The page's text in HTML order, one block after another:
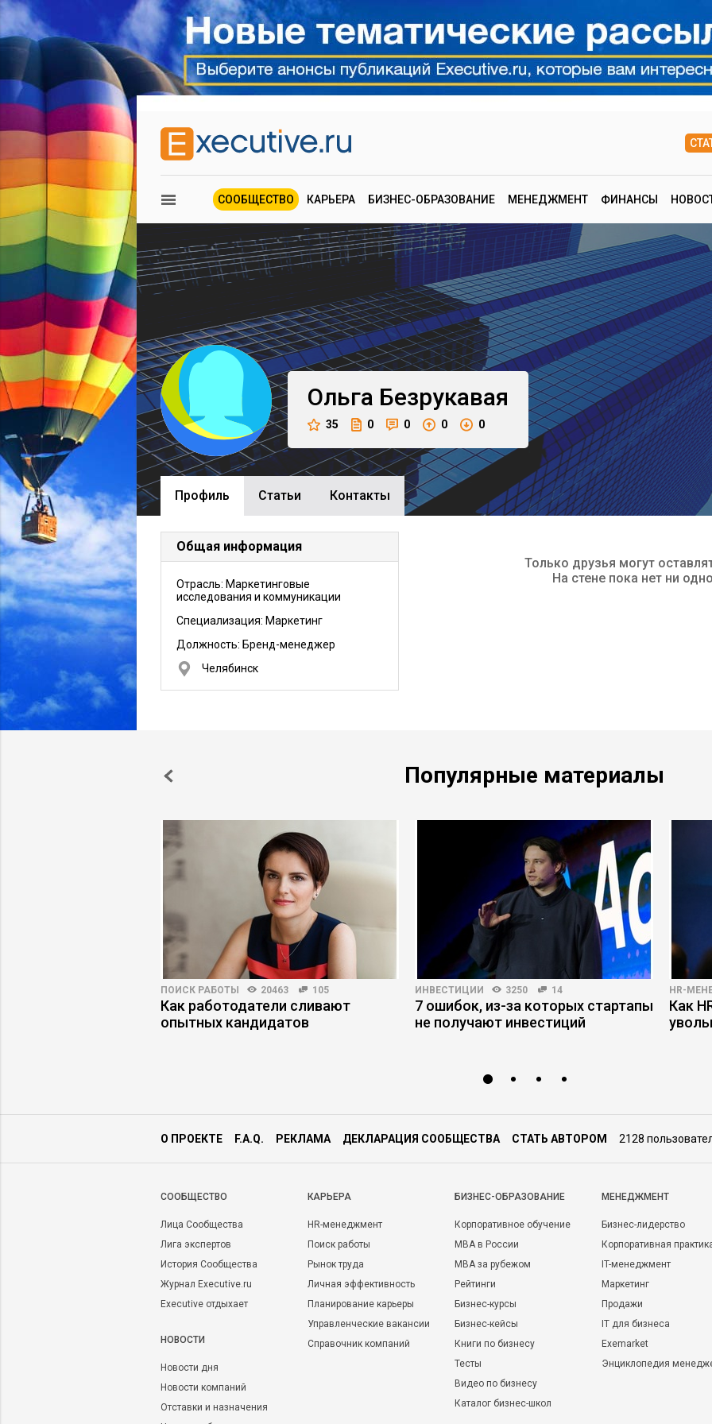
СООБЩЕСТВО КАРЬЕРА БИЗНЕС-ОБРАЗОВАНИЕ МЕНЕДЖМЕНТ ФИНАНСЫ
Ольга Безрукавая
35 0 0 0 0
Профиль Cтатьи Контакты
Общая информация
Отрасль: Маркетинговые
исследования и коммуникации
Специализация: Маркетинг
Должность: Бренд-менеджер
Челябинск
Только друзья могут
На стене пока нет ни
Популярные материалы
ПОИСК РАБОТЫ 20463 105
Как работодатели сливают
опытных кандидатов
ИНВЕСТИЦИИ 3250 14
7 ошибок, из-за которых стартапы
не получают инвестиций
HR-
Как
О ПРОЕКТЕ F.A.Q. РЕКЛАМА ДЕКЛАРАЦИЯ СООБЩЕСТВА СТАТЬ АВТОРОМ 2128
CООБЩЕСТВО
Лица Сообщества
Лига экспертов
История Сообщества
Журнал Executive.ru
Executive отдыхает
НОВОСТИ
Новости дня
Новости компаний
Отставки и назначения
КАРЬЕРА
HR-менеджмент
Поиск работы
Рынок труда
Личная эффективность
Планирование карьеры
Управленческие вакансии
Справочник компаний
БИЗНЕС-ОБРАЗОВАНИЕ
Корпоративное обучение
MBA в России
MBA за рубежом
Рейтинги
Бизнес-курсы
Бизнес-кейсы
Книги по бизнесу
Тесты
Видео по бизнесу
Каталог бизнес-школ
МЕНЕДЖМЕНТ
Бизнес-лидерство
Корпоративная
IT-менеджмент
Маркетинг
Продажи
IT для бизнеса
Exemarket
Энциклопедия